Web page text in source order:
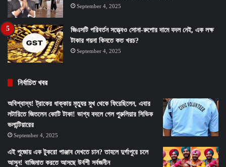
September 4, 2025
জিএসটি পরিবর্তন সত্ত্বেও সোনা-রুপোর দামে বদল নেই, এক লক্ষ
টাকার গয়না কিনতে কত খরচ?
September 4, 2025
নির্বাচিত খবর
অবিশ্বাস্য! ট্রাকের ধাক্কায় মৃত্যুর মুখ থেকে ফিরেছিলেন, এবার
লটারিতে জিতলেন কোটি টাকা! ভাগ্য বদলে গেল পুরুলিয়ার সিভিক
ভলান্টিয়ারের
September 4, 2025
এই পুজোয় এক টুকরো পাঞ্জাব দেখতে চান? তাহলে দুর্গাপুরে চলে
আসুন! বাজিমাত করতে আসছে উর্বশী সর্বজনীন